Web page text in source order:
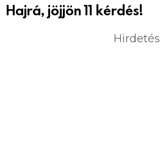
Hajrá, jöjjön 11 kérdés!
Hirdetés